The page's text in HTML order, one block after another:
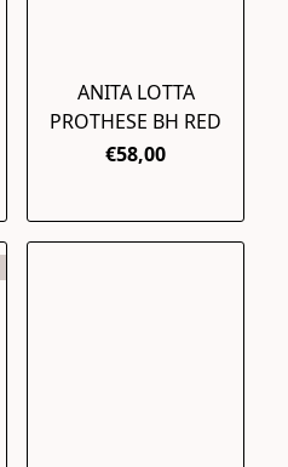
ANITA LOTTA
PROTHESE BH RED
€58,00